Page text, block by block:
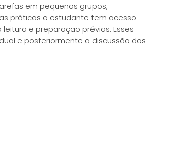
em pequenos grupos,
práticas o estudante tem acesso
e preparação prévias. Esses
e posteriormente a discussão dos